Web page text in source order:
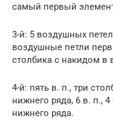
самый первый
3-й: 5 воздушных
воздушные петли
столбика с накидом в
4-й: пять в. п., три
нижнего ряда, 6 в. п.,
нижнего ряда.